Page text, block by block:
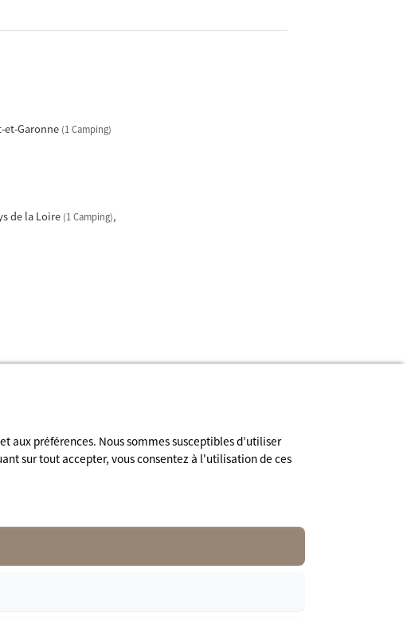
et-Garonne (1 Camping)
de la Loire (1 Camping)
Inscription à la newsletter
aux préférences. Nous sommes susceptibles d’utiliser
sur tout accepter, vous consentez à l'utilisation de ces